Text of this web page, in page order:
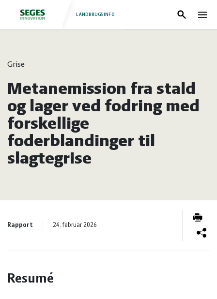
Fjerkræ
Grise
Heste
og
Planter
Heste
Jura
Kvæg
Økonomi
LANDBRUGSINFO Søg
Grise
Metanemission fra stald
og lager ved fodring med
forskellige
foderblandinger til
slagtegrise
Rapport 24. februar 2026
Resumé